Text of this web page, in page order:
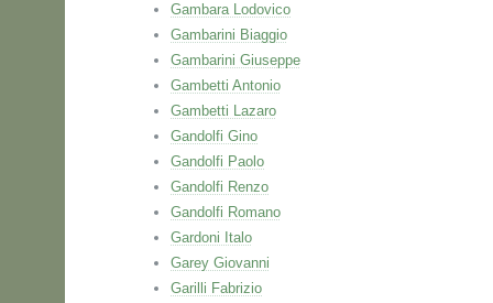
Gambara Lodovico
Gambarini Biaggio
Gambarini Giuseppe
Gambetti Antonio
Gambetti Lazaro
Gandolfi Gino
Gandolfi Paolo
Gandolfi Renzo
Gandolfi Romano
Gardoni Italo
Garey Giovanni
Garilli Fabrizio